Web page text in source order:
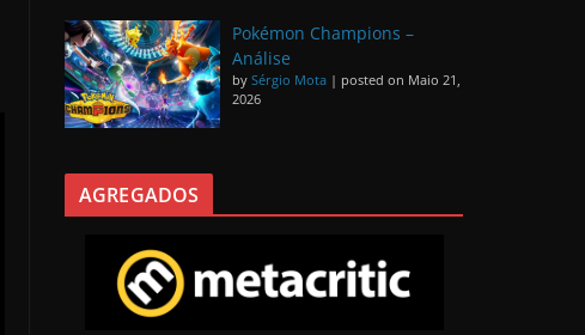
Pokémon Champions –
Análise
by Sérgio Mota | posted on Maio 21,
2026
AGREGADOS